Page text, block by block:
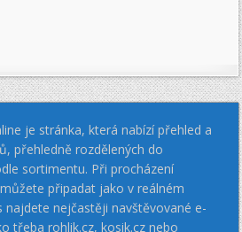
je stránka, která nabízí přehled a
přehledně rozdělených do
sortimentu. Při procházení
připadat jako v reálném
najdete nejčastěji navštěvované e-
třeba rohlik.cz, kosik.cz nebo